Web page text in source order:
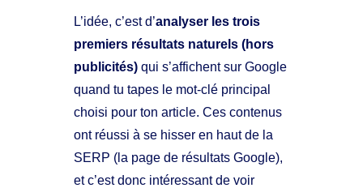
L’idée, c’est d’analyser les trois
premiers résultats naturels (hors
publicités) qui s’affichent sur Google
quand tu tapes le mot-clé principal
choisi pour ton article. Ces contenus
ont réussi à se hisser en haut de la
SERP (la page de résultats Google),
et c’est donc intéressant de voir